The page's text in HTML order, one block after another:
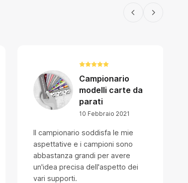
Campionario
modelli carte da
parati
10 Febbraio 2021
Il campionario soddisfa le mie
aspettative e i campioni sono
abbastanza grandi per avere
un'idea precisa dell'aspetto dei
vari supporti.